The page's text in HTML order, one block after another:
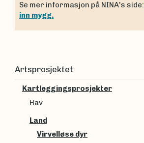
Se mer informasjon på NINA's side:
inn mygg.
Artsprosjektet
Kartleggingsprosjekter
Hav
Land
Virvelløse dyr